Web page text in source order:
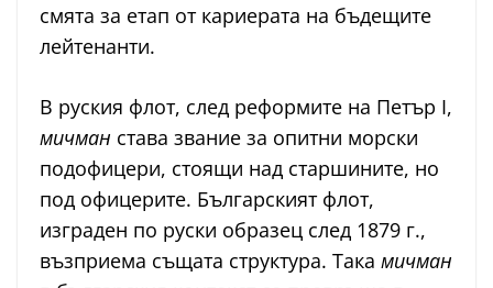
смята за етап от кариерата на бъдещите
лейтенанти.
В руския флот, след реформите на Петър I,
мичман става звание за опитни морски
подофицери, стоящи над старшините, но
под офицерите. Българският флот,
изграден по руски образец след 1879 г.,
възприема същата структура. Така мичман